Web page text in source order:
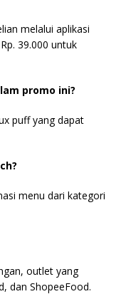
melalui aplikasi
39.000 untuk
promo ini?
puff yang dapat
menu dari kategori
outlet yang
dan ShopeeFood.